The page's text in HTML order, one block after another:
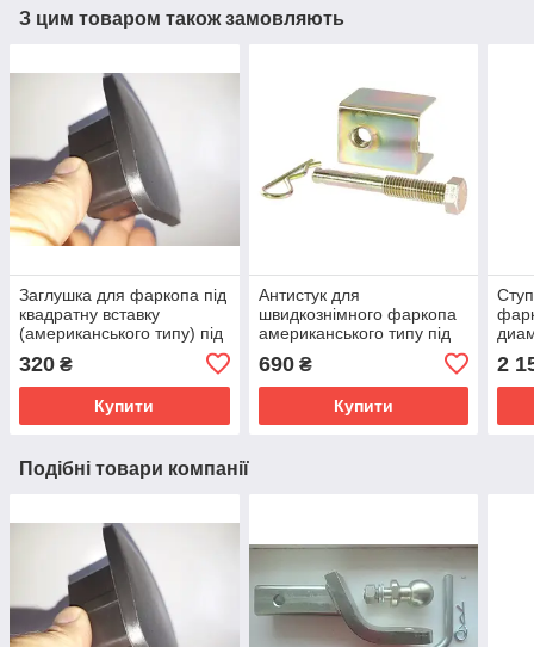
З цим товаром також замовляють
Заглушка для фаркопа під
квадратну вставку
(американського типу) під
320 ₴
Купити
Антистук для
швидкознімного фаркопа
американського типу під
690₴
Купити
2
Подібні товари компанії